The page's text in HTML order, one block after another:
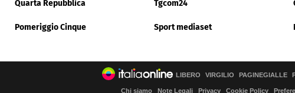
Quarta Repubblica Tgcom24
Pomeriggio Cinque Sport mediaset
LIBERO VIRGILIO PAGINEGIALLE
Chi siamo Note Legali Privacy Cookie Policy